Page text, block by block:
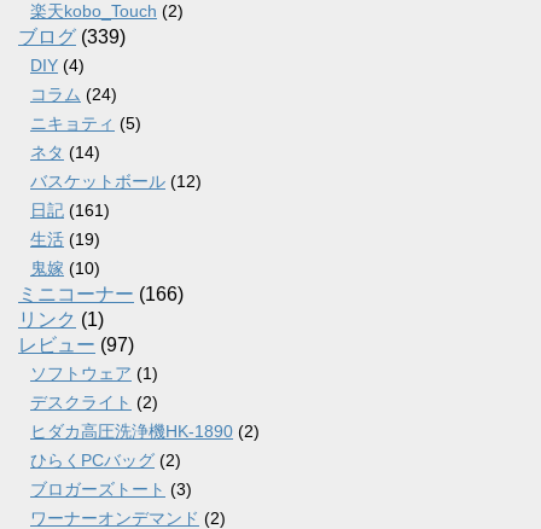
楽天kobo_Touch (2)
ブログ (339)
DIY (4)
コラム (24)
ニキョティ (5)
ネタ (14)
バスケットボール (12)
日記 (161)
生活 (19)
鬼嫁 (10)
ミニコーナー (166)
リンク (1)
レビュー (97)
ソフトウェア (1)
デスクライト (2)
ヒダカ高圧洗浄機HK-1890 (2)
ひらくPCバッグ (2)
ブロガーズトート (3)
ワーナーオンデマンド (2)